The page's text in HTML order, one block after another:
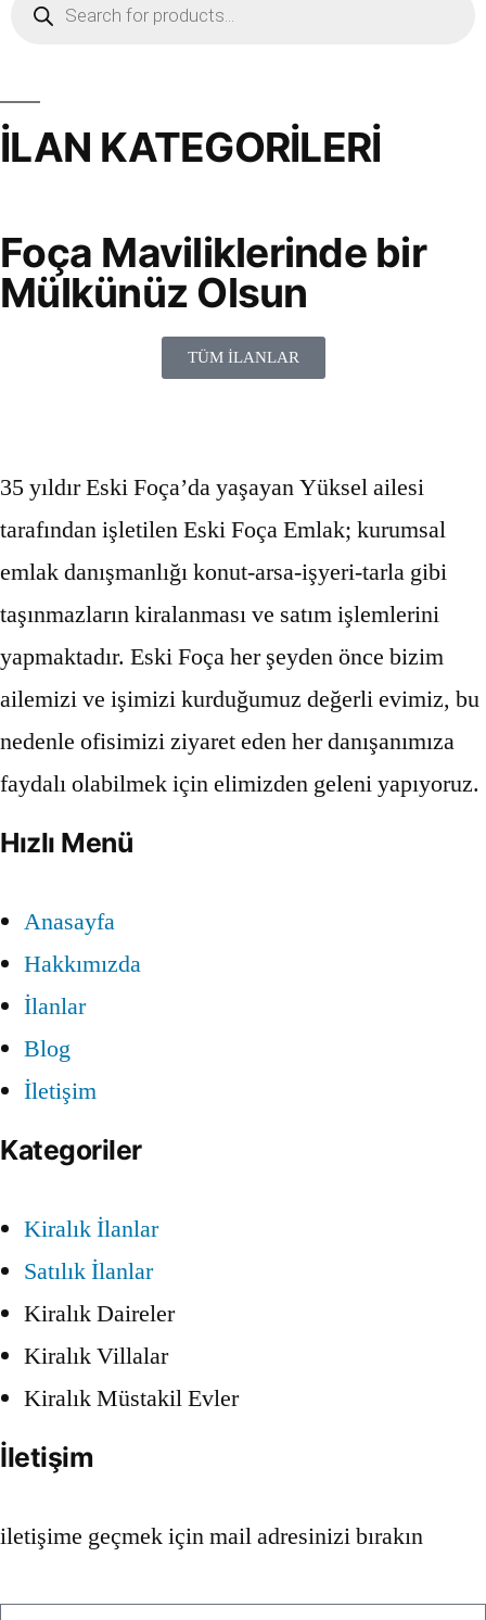
İLAN KATEGORİLERİ
Foça Maviliklerinde bir
Mülkünüz Olsun
TÜM İLANLAR
35 yıldır Eski Foça’da yaşayan Yüksel ailesi
tarafından işletilen Eski Foça Emlak; kurumsal
emlak danışmanlığı konut-arsa-işyeri-tarla gibi
taşınmazların kiralanması ve satım işlemlerini
yapmaktadır. Eski Foça her şeyden önce bizim
ailemizi ve işimizi kurduğumuz değerli evimiz, bu
nedenle ofisimizi ziyaret eden her danışanımıza
faydalı olabilmek için elimizden geleni yapıyoruz.
Hızlı Menü
Anasayfa
Hakkımızda
İlanlar
Blog
İletişim
Kategoriler
Kiralık İlanlar
Satılık İlanlar
Kiralık Daireler
Kiralık Villalar
Kiralık Müstakil Evler
İletişim
iletişime geçmek için mail adresinizi bırakın